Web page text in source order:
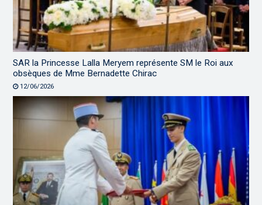
SAR la Princesse Lalla Meryem représente SM le Roi aux
obsèques de Mme Bernadette Chirac
12/06/2026